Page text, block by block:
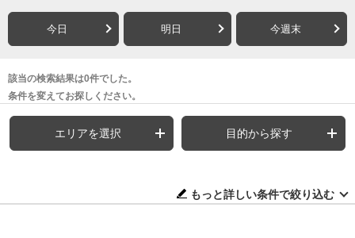
今日 明日 今週末
該当の検索結果は0件でした。
条件を変えてお探しください。
エリアを選択 目的から探す
もっと詳しい条件で絞り込む